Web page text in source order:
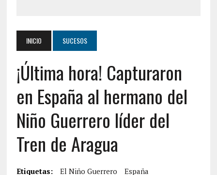
INICIO SUCESOS
¡Última hora! Capturaron
en España al hermano del
Niño Guerrero líder del
Tren de Aragua
Etiquetas: El Niño Guerrero España